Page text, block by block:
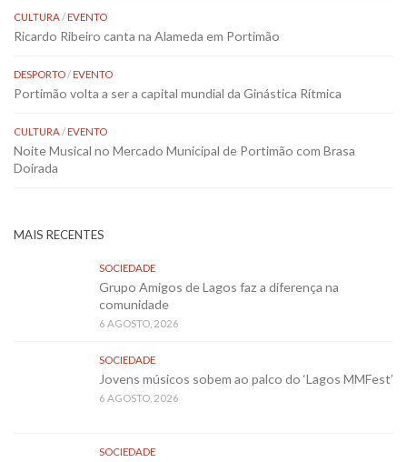
CULTURA/EVENTO
Ricardo Ribeiro canta na Alameda em Portimão
DESPORTO/EVENTO
Portimão volta a ser a capital mundial da Ginástica Rítmica
CULTURA/EVENTO
Noite Musical no Mercado Municipal de Portimão com Brasa
Doirada
MAIS RECENTES
SOCIEDADE
Grupo Amigos de Lagos faz a diferença na
comunidade
6 AGOSTO, 2026
SOCIEDADE
Jovens músicos sobem ao palco do ‘Lagos MMFest’
6 AGOSTO, 2026
SOCIEDADE